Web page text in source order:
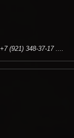
(921) 348-37-17 ....